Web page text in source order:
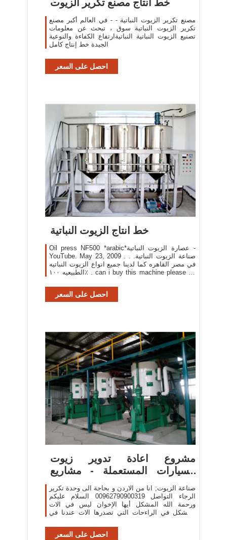
مصنع تكرير الزيوت النباتية - - في العالم أكبر مصنع
تكرير الزيوت النباتية سوق ، تبحث عن معلومات
تصنيع الزيوت النباتية النباتيةارتفاع الكفاءة والنوعية
الجيدة خط إنتاج كامل
احصل على السعر
خط انتاج الزيوت النباتية
Oil press NF500 *arabic*عصارة الزيوت النباتية -
YouTube. May 23, 2009 . صناعة الزيوت النباتية. .
في مصر القاهره كما لدينا جميع انواع الزيوت النباتيه
الطبيعيه ١٠٠٪ . can i buy this machine please let
احصل على السعر
مشروع اعادة تدوير زيوت
السيارات المستعملة - مشاريع
صغيرة
صناعة الزيوت; انا من الاردن و بحاجة الى وحدة تكرير
الرجاء التواصل 00962790900319 السلام عليكم
ورحمة الله المشكل أيها الإخوان ليس في الات
المشكل في الراءحات التي تصدرها الات عندنا في
احصل على السعر